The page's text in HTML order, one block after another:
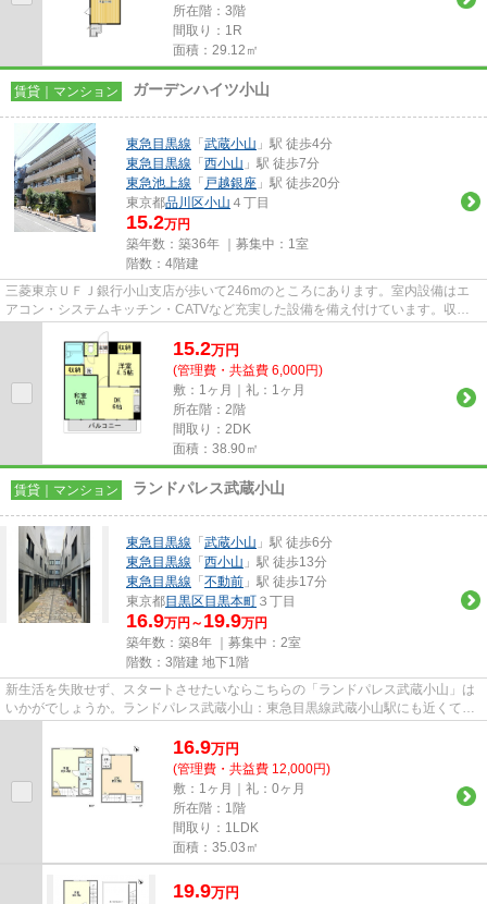
所在階：3階
間取り：1R
面積：29.12㎡
賃貸｜マンション ガーデンハイツ小山
東急目黒線 「 武蔵小山 」駅 徒歩4分
東急目黒線 「 西小山 」駅 徒歩7分
東急池上線 「 戸越銀座 」駅 徒歩20分
東京都品川区小山 ４丁目
15.2万円
築年数：築36年 ｜募集中： 1室
階数：4階建
三菱東京ＵＦＪ銀行小山支店が歩いて246mのところにあります。室内設備はエ
アコン・システムキッチン・CATVなど充実した設備を備え付けています。収納
はクロゼット・シューズボックス...
15.2万円
(管理費・共益費 6,000円)
敷：1ヶ月｜礼：1ヶ月
所在階：2階
間取り：2DK
面積：38.90㎡
賃貸｜マンション ランドパレス武蔵小山
東急目黒線 「 武蔵小山 」駅 徒歩6分
東急目黒線 「 西小山 」駅 徒歩13分
東急目黒線 「 不動前 」駅 徒歩17分
東京都目黒区 目黒本町 ３丁目
16.9万円～ 19.9万円
築年数：築8年 ｜募集中： 2室
階数：3階建 地下1階
新生活を失敗せず、スタートさせたいならこちらの「ランドパレス武蔵小山」は
いかがでしょうか。ランドパレス武蔵小山：東急目黒線武蔵小山駅にも近くて便
16.9万円
(管理費・共益費 12,000円)
敷：1ヶ月｜礼：0ヶ月
所在階：1階
間取り：1LDK
面積：35.03㎡
19.9万円